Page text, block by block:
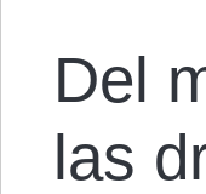
Del
las